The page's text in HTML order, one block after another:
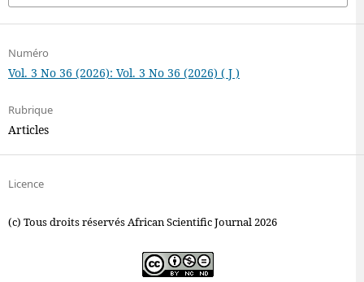
Numéro
Vol. 3 No 36 (2026): Vol. 3 No 36 (2026) ( J )
Rubrique
Articles
Licence
(c) Tous droits réservés African Scientific Journal 2026